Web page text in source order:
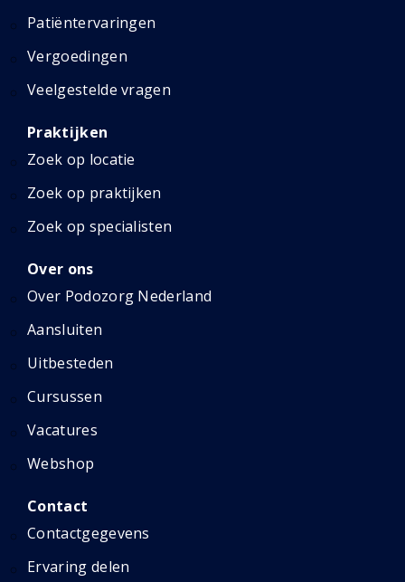
Patiëntervaringen
Vergoedingen
Veelgestelde vragen
Praktijken
Zoek op locatie
Zoek op praktijken
Zoek op specialisten
Over ons
Over Podozorg Nederland
Aansluiten
Uitbesteden
Cursussen
Vacatures
Webshop
Contact
Contactgegevens
Ervaring delen